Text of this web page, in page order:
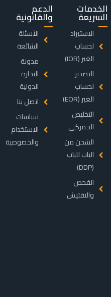
الخدمات
السريعة
الاستيراد
لحساب
الغير (IOR)
التصدير
لحساب
الغير (EOR)
التخليص
الجمركي
الشحن من
الباب للباب
(DDP)
الفحص
والتفتيش
الدعم
والقانونية
الأسئلة
الشائعة
مدونة
التجارة
الدولية
اتصل بنا
سياسات
الاستخدام
والخصوصية